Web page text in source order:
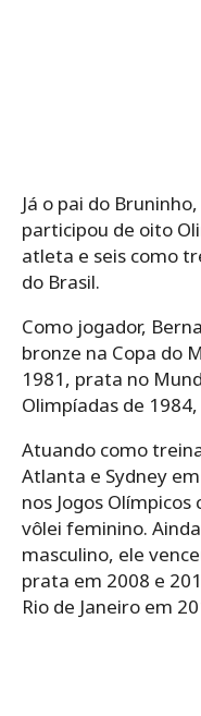
Já o pai do
participou de oito
atleta e seis como
do Brasil.
Como jogador,
bronze na Copa do
1981, prata no
Olimpíadas de
Atuando como
Atlanta e Sydney
nos Jogos
vôlei feminino.
masculino, ele
prata em 2008 e
Rio de Janeiro em